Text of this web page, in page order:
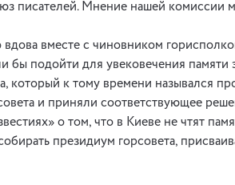
писателей. Мнение нашей комиссии
вместе с чиновником
бы подойти для увековечения памяти
который к тому времени назывался
и приняли соответствующее
о том, что в Киеве не чтят
президиум горсовета,